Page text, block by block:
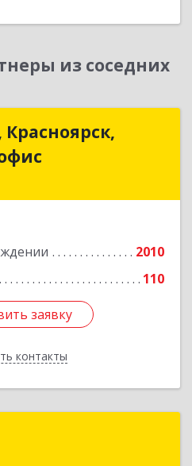
из соседних
2010
110
заявку
контакты
Красноярск,
офис
Подробнее
заявку